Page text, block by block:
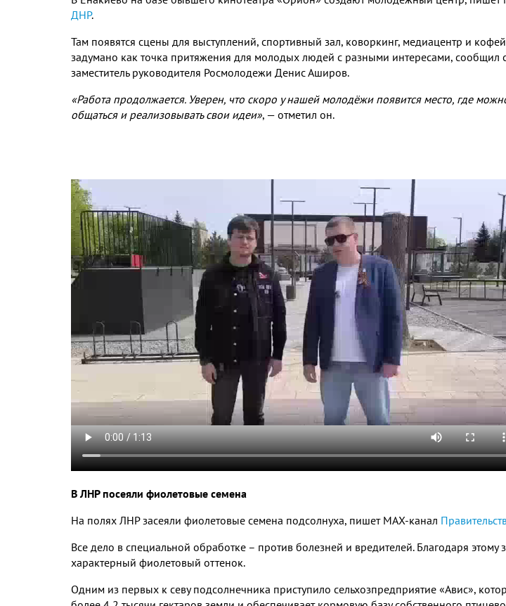
ДНР.
Там появятся сцены для выступлений, спортивный зал, коворкинг, медиацентр и
задумано как точка притяжения для молодых людей с разными интересами, сообщил
заместитель руководителя Росмолодежи Денис Аширов.
«Работа продолжается. Уверен, что скоро у нашей молодёжи появится место, где
общаться и реализовывать свои идеи», — отметил он.
В ЛНР посеяли фиолетовые семена
На полях ЛНР засеяли фиолетовые семена подсолнуха, пишет МАХ-канал
Все дело в специальной обработке – против болезней и вредителей. Благодаря этому
характерный фиолетовый оттенок.
Одним из первых к севу подсолнечника приступило сельхозпредприятие «Авис»,